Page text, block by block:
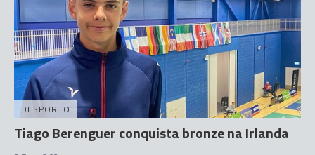
DESPORTO
Tiago Berenguer conquista bronze na Irlanda